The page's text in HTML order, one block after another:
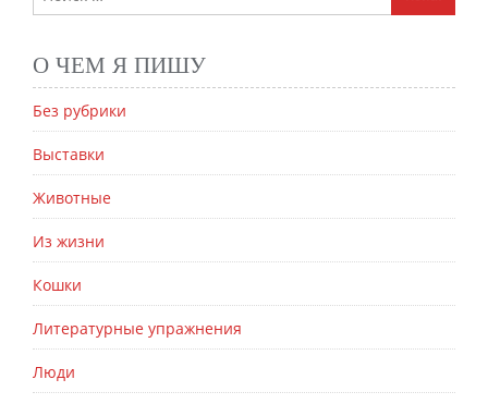
О ЧЕМ Я ПИШУ
Без рубрики
Выставки
Животные
Из жизни
Кошки
Литературные упражнения
Люди